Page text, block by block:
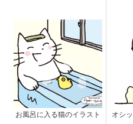
お風呂に入る猫のイラスト オシ